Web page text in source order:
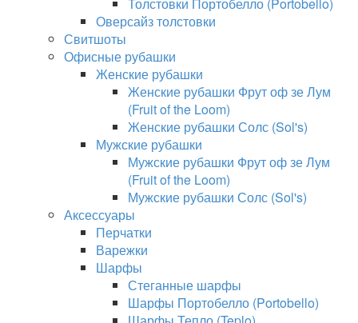
Оверсайз толстовки
Свитшоты
Офисные рубашки
Женские рубашки
Женские рубашки Фрут оф зе Лум
(Fruit of the Loom)
Женские рубашки Солс (Sol's)
Мужские рубашки
Мужские рубашки Фрут оф зе Лум
(Fruit of the Loom)
Мужские рубашки Солс (Sol's)
Аксессуары
Перчатки
Варежки
Шарфы
Стеганные шарфы
Шарфы Портобелло (Portobello)